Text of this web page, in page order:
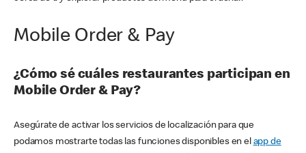
Mobile Order & Pay
¿Cómo sé cuáles restaurantes participan en
Mobile Order & Pay?
Asegúrate de activar los servicios de localización para que
podamos mostrarte todas las funciones disponibles en el app de